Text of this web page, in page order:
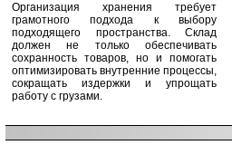
Организация хранения требует
грамотного подхода к выбору
подходящего пространства. Склад
должен не только обеспечивать
сохранность товаров, но и помогать
оптимизировать внутренние процессы,
сокращать издержки и упрощать
работу с грузами.